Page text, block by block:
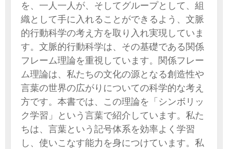
を、一人一人が、そしてグループとして、組
織として手に入れることができるよう、文脈
的行動科学の考え方を取り入れ実現していま
す。文脈的行動科学は、その基礎である関係
フレーム理論を重視しています。関係フレー
ム理論は、私たちの文化の源となる創造性や
言葉の世界の広がりについての科学的な考え
方です。本書では、この理論を「シンボリッ
ク学習」という言葉で紹介しています。私た
ちは、言葉という記号体系を効率よく学習
し、使いこなす能力を身につけています。私